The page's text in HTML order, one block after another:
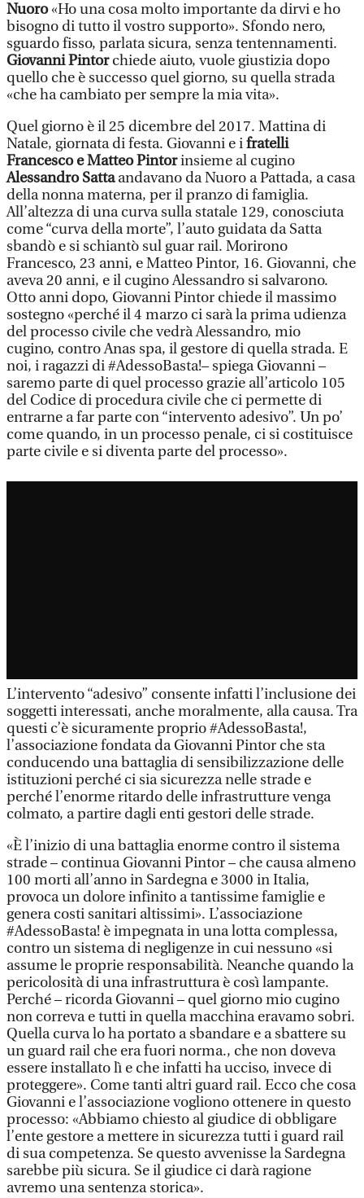
Nuoro«Ho una cosa molto importante da dirvi e ho
bisogno di tutto il vostro supporto». Sfondo nero,
sguardo fisso, parlata sicura, senza tentennamenti.
Giovanni Pintorchiede aiuto, vuole giustizia dopo
quello che è successo quel giorno, su quella strada
«che ha cambiato per sempre la mia vita».
Quel giorno è il 25 dicembre del 2017. Mattina di
Natale, giornata di festa. Giovanni e ifratelli
Francesco e Matteo Pintorinsieme al cugino
Alessandro Sattaandavano da Nuoro a Pattada, a casa
della nonna materna, per il pranzo di famiglia.
All’altezza di una curva sulla statale 129, conosciuta
come “curva della morte”, l’auto guidata da Satta
sbandò e si schiantò sul guar rail. Morirono
Francesco, 23 anni, e Matteo Pintor, 16. Giovanni, che
aveva 20 anni, e il cugino Alessandro si salvarono.
Otto anni dopo, Giovanni Pintor chiede il massimo
sostegno «perché il 4 marzo ci sarà la prima udienza
del processo civile che vedrà Alessandro, mio
cugino, contro Anas spa, il gestore di quella strada. E
noi, i ragazzi di #AdessoBasta!– spiega Giovanni –
saremo parte di quel processo grazie all’articolo 105
del Codice di procedura civile che ci permette di
entrarne a far parte con “intervento adesivo”. Un po’
come quando, in un processo penale, ci si costituisce
parte civile e si diventa parte del processo».
L’intervento “adesivo” consente infatti l’inclusione dei
soggetti interessati, anche moralmente, alla causa. Tra
questi c’è sicuramente proprio #AdessoBasta!,
l’associazione fondata da Giovanni Pintor che sta
conducendo una battaglia di sensibilizzazione delle
istituzioni perché ci sia sicurezza nelle strade e
perché l’enorme ritardo delle infrastrutture venga
colmato, a partire dagli enti gestori delle strade.
«È l’inizio di una battaglia enorme contro il sistema
strade – continua Giovanni Pintor – che causa almeno
100 morti all’anno in Sardegna e 3000 in Italia,
provoca un dolore infinito a tantissime famiglie e
genera costi sanitari altissimi». L’associazione
#AdessoBasta! è impegnata in una lotta complessa,
contro un sistema di negligenze in cui nessuno «si
assume le proprie responsabilità. Neanche quando la
pericolosità di una infrastruttura è così lampante.
Perché – ricorda Giovanni – quel giorno mio cugino
non correva e tutti in quella macchina eravamo sobri.
Quella curva lo ha portato a sbandare e a sbattere su
un guard rail che era fuori norma., che non doveva
essere installato lì e che infatti ha ucciso, invece di
proteggere». Come tanti altri guard rail. Ecco che cosa
Giovanni e l’associazione vogliono ottenere in questo
processo: «Abbiamo chiesto al giudice di obbligare
l’ente gestore a mettere in sicurezza tutti i guard rail
di sua competenza. Se questo avvenisse la Sardegna
sarebbe più sicura. Se il giudice ci darà ragione
avremo una sentenza storica».